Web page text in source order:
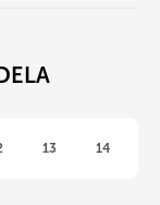
13 14